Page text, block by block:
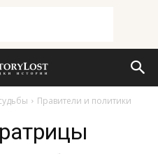
Правители и политики